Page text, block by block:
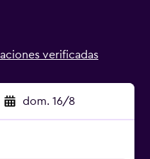
verificadas
dom. 16/8